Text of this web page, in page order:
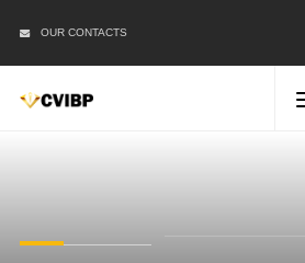
OUR CONTACTS